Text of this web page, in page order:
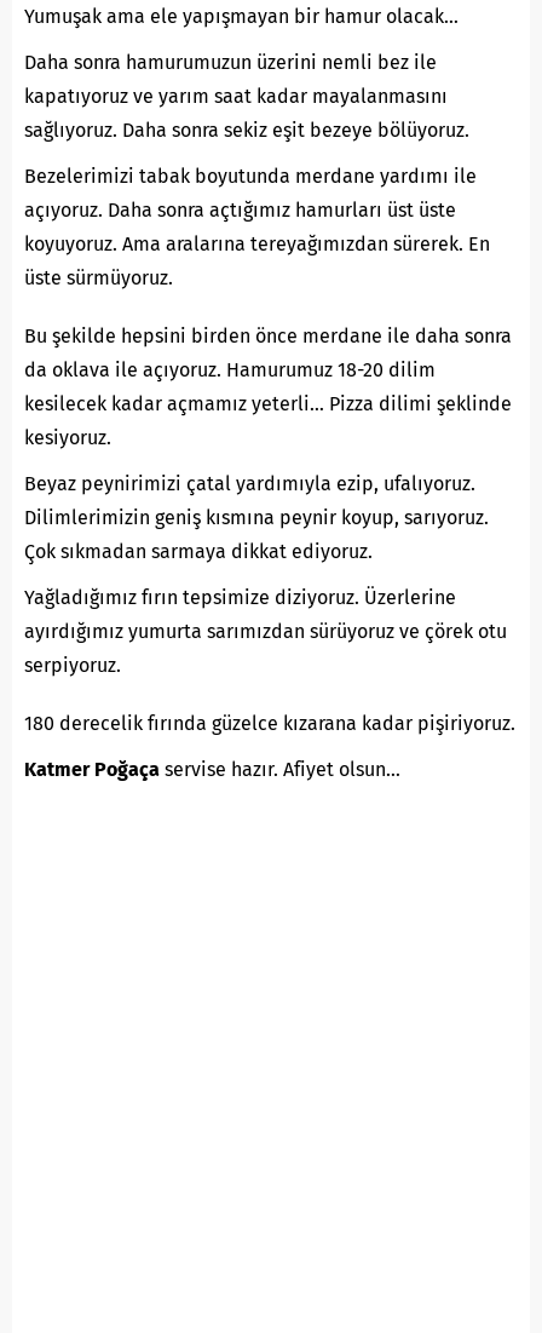
Yumuşak ama ele yapışmayan bir hamur olacak…
Daha sonra hamurumuzun üzerini nemli bez ile
kapatıyoruz ve yarım saat kadar mayalanmasını
sağlıyoruz. Daha sonra sekiz eşit bezeye bölüyoruz.
Bezelerimizi tabak boyutunda merdane yardımı ile
açıyoruz. Daha sonra açtığımız hamurları üst üste
koyuyoruz. Ama aralarına tereyağımızdan sürerek. En
üste sürmüyoruz.
Bu şekilde hepsini birden önce merdane ile daha sonra
da oklava ile açıyoruz. Hamurumuz 18-20 dilim
kesilecek kadar açmamız yeterli… Pizza dilimi şeklinde
kesiyoruz.
Beyaz peynirimizi çatal yardımıyla ezip, ufalıyoruz.
Dilimlerimizin geniş kısmına peynir koyup, sarıyoruz.
Çok sıkmadan sarmaya dikkat ediyoruz.
Yağladığımız fırın tepsimize diziyoruz. Üzerlerine
ayırdığımız yumurta sarımızdan sürüyoruz ve çörek otu
serpiyoruz.
180 derecelik fırında güzelce kızarana kadar pişiriyoruz.
Katmer Poğaça servise hazır. Afiyet olsun…